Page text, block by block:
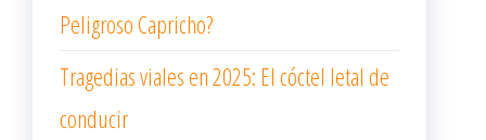
Peligroso Capricho?
Tragedias viales en 2025: El cóctel letal de
conducir